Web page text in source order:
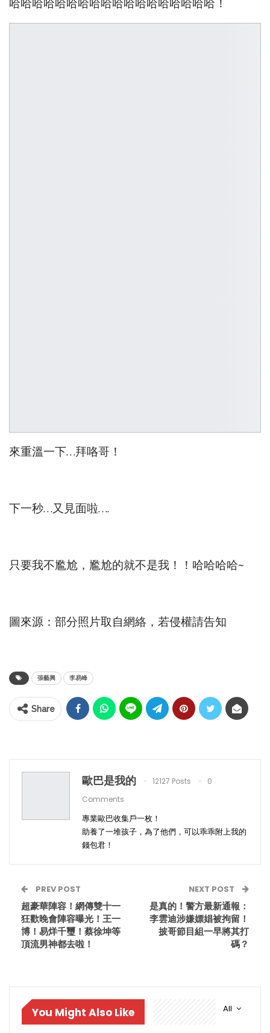
哈哈哈哈哈哈哈哈哈哈哈哈哈哈哈哈哈哈！
來重溫一下…拜咯哥！
下一秒…又見面啦….
只要我不尷尬，尷尬的就不是我！！哈哈哈哈~
圖來源：部分照片取自網絡，若侵權請告知
張藝興 李易峰
Share
歐巴是我的 12127 Posts
0
Comments
專業歐巴收集戶一枚！
助養了一堆孩子，為了他們，可以乖乖附上我的
錢包君！
PREV POST
超豪華陣容！網傳雙十一
狂歡晚會陣容曝光！王一
博！易烊千璽！蔡徐坤等
頂流男神都去啦！
NEXT POST
是真的！警方最新通報：
李雲迪涉嫌嫖娼被拘留！
披哥節目組一早將其打
碼？
All
You Might Also Like